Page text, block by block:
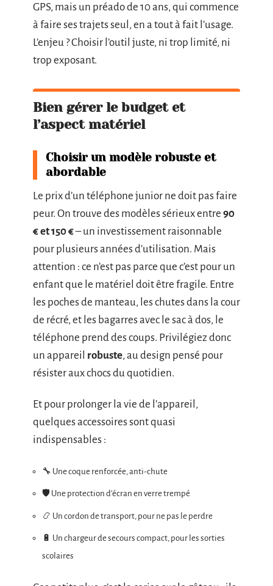
GPS, mais un préado de 10 ans, qui commence
à faire ses trajets seul, en a tout à fait l’usage.
L’enjeu ? Choisir l’outil juste, ni trop limité, ni
trop exposant.
Bien gérer le budget et
l’aspect matériel
Choisir un modèle robuste et
abordable
Le prix d’un téléphone junior ne doit pas faire
peur. On trouve des modèles sérieux entre 90
€ et 150 €– un investissement raisonnable
pour plusieurs années d’utilisation. Mais
attention : ce n’est pas parce que c’est pour un
enfant que le matériel doit être fragile. Entre
les poches de manteau, les chutes dans la cour
de récré, et les bagarres avec le sac à dos, le
téléphone prend des coups. Privilégiez donc
un appareil robuste, au design pensé pour
résister aux chocs du quotidien.
Et pour prolonger la vie de l’appareil,
quelques accessoires sont quasi
indispensables :
🔧 Une coque renforcée, anti-chute
🛡️ Une protection d’écran en verre trempé
📿 Un cordon de transport, pour ne pas le perdre
🔋 Un chargeur de secours compact, pour les sorties
scolaires